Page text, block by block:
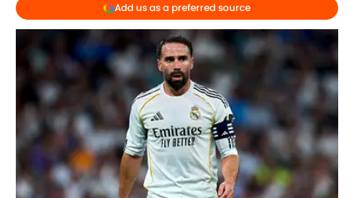
Add us as a preferred source